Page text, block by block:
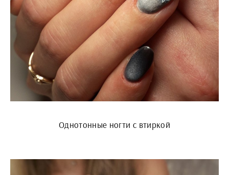
Однотонные ногти с втиркой